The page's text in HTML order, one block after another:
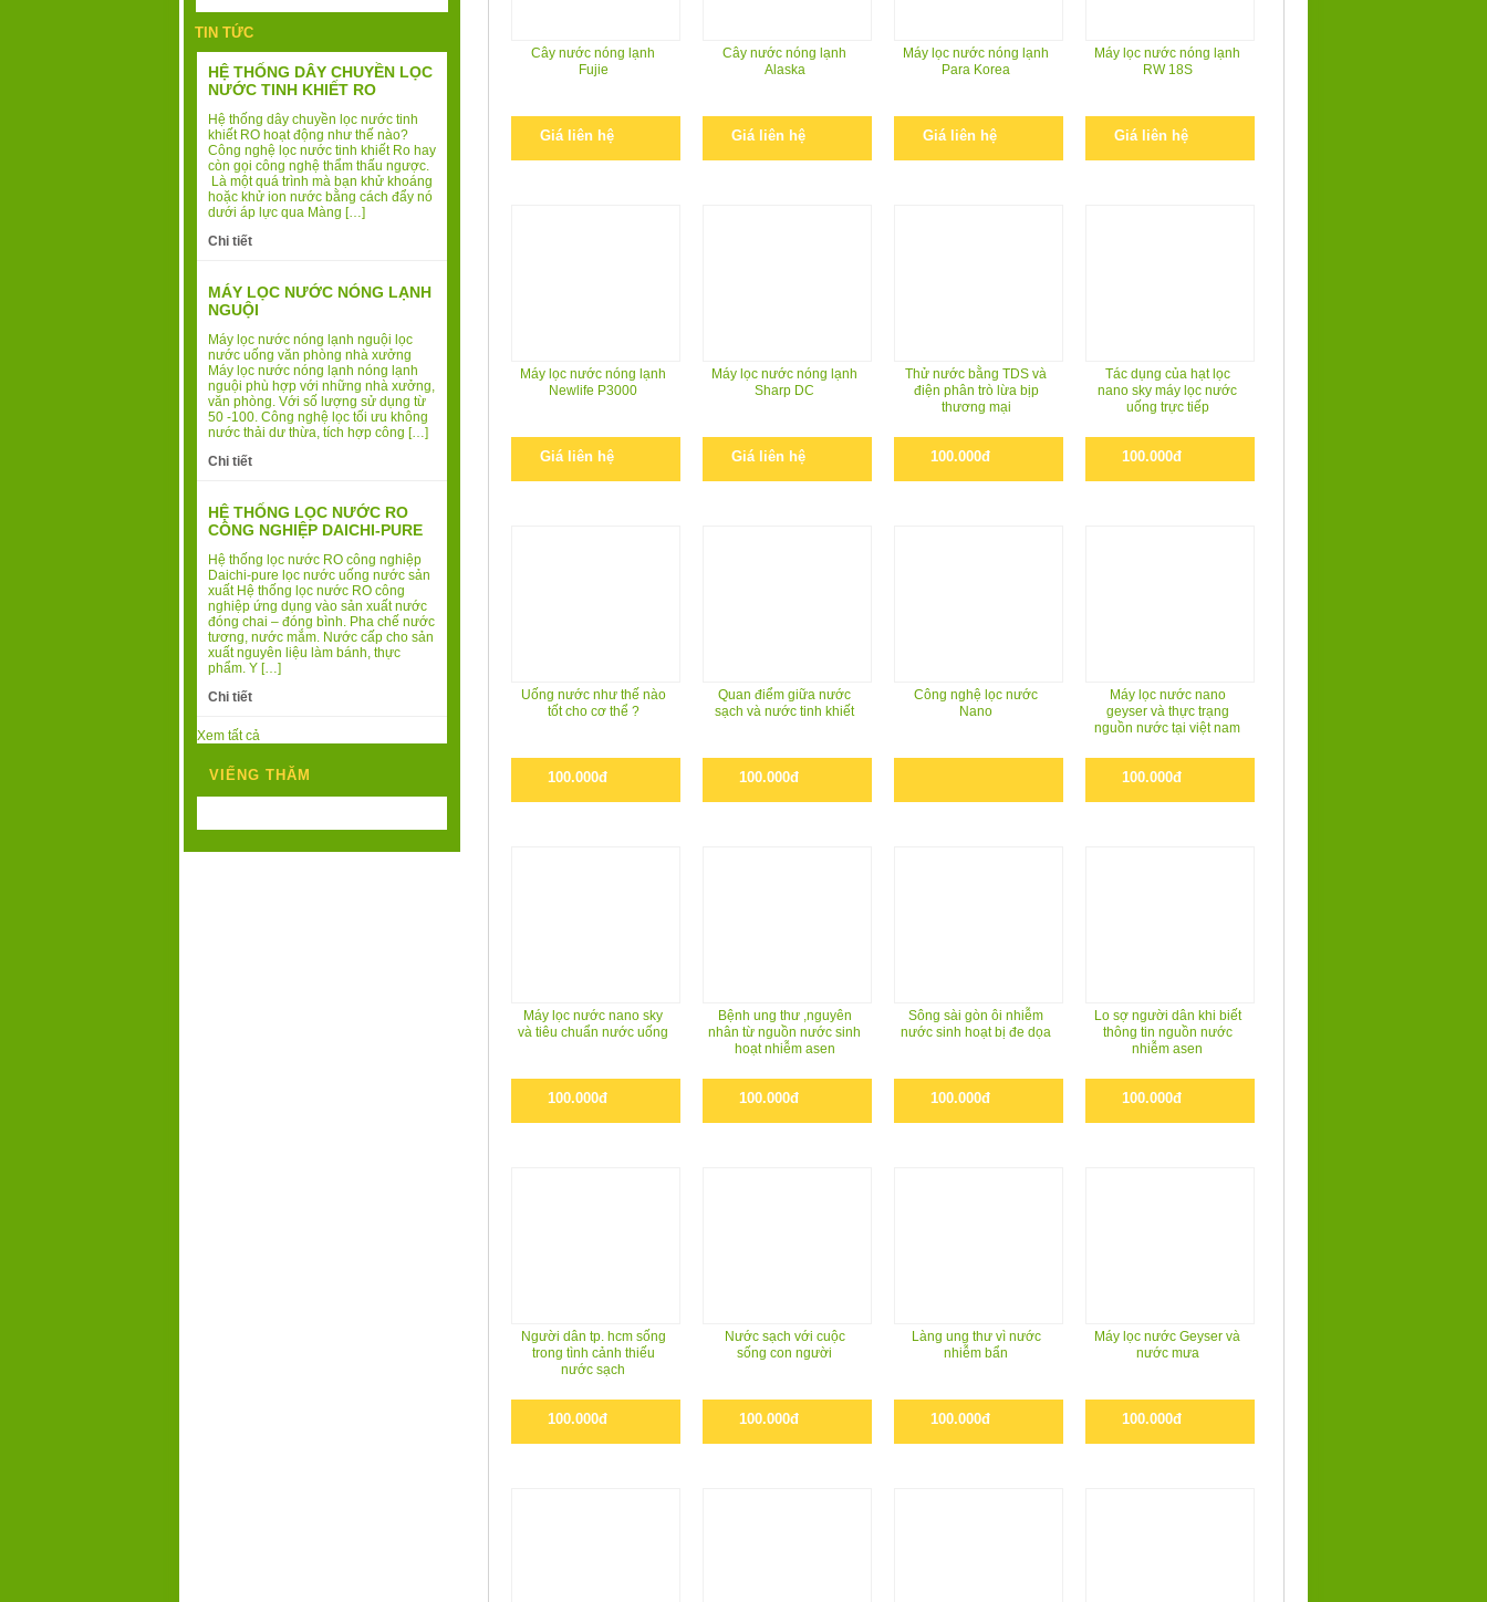
TIN TỨC
HỆ THỐNG DÂY CHUYỀN LỌC
NƯỚC TINH KHIẾT RO
Hệ thống dây chuyền lọc nước tinh
khiết RO hoạt động như thế nào?
Công nghệ lọc nước tinh khiết Ro hay
còn gọi công nghệ thẩm thấu ngược.
Là một quá trình mà bạn khử khoáng
hoặc khử ion nước bằng cách đẩy nó
dưới áp lực qua Màng […]
Chi tiết
MÁY LỌC NƯỚC NÓNG LẠNH
NGUỘI
Máy lọc nước nóng lạnh nguội lọc
nước uống văn phòng nhà xưởng
Máy lọc nước nóng lạnh nóng lạnh
nguội phù hợp với những nhà xưởng,
văn phòng. Với số lượng sử dụng từ
50 -100. Công nghệ lọc tối ưu không
nước thải dư thừa, tích hợp công […]
Chi tiết
HỆ THỐNG LỌC NƯỚC RO
CÔNG NGHIỆP DAICHI-PURE
Hệ thống lọc nước RO công nghiệp
Daichi-pure lọc nước uống nước sản
xuất Hệ thống lọc nước RO công
nghiệp ứng dụng vào sản xuất nước
đóng chai – đóng bình. Pha chế nước
tương, nước mắm. Nước cấp cho sản
xuất nguyên liệu làm bánh, thực
phẩm. Y […]
Chi tiết
Xem tất cả
VIẾNG THĂM
Cây nước nóng lạnh
Fujie
Giá liên hệ
Cây nước nóng lạnh
Alaska
Giá liên hệ
Máy lọc nước nóng lạnh
Para Korea
Giá liên hệ
Máy lọc nước nóng lạnh
RW 18S
Giá liên hệ
Máy lọc nước nóng lạnh
Newlife P3000
Giá liên hệ
Máy lọc nước nóng lạnh
Sharp DC
Giá liên hệ
Thử nước bằng TDS và
điện phân trò lừa bịp
thương mại
100.000đ
Tác dụng của hạt lọc
nano sky máy lọc nước
uống trực tiếp
100.000đ
Uống nước như thế nào
tốt cho cơ thể ?
100.000đ
Quan điểm giữa nước
sạch và nước tinh khiết
100.000đ
Công nghệ lọc nước
Nano
Máy lọc nước nano
geyser và thực trạng
nguồn nước tại việt nam
100.000đ
Máy lọc nước nano sky
và tiêu chuẩn nước uống
100.000đ
Bệnh ung thư ,nguyên
nhân từ nguồn nước sinh
hoạt nhiễm asen
100.000đ
Sông sài gòn ôi nhiễm
nước sinh hoạt bị đe dọa
100.000đ
Lo sợ người dân khi biết
thông tin nguồn nước
nhiễm asen
100.000đ
Người dân tp. hcm sống
trong tình cảnh thiếu
nước sạch
100.000đ
Nước sạch với cuộc
sống con người
100.000đ
Làng ung thư vì nước
nhiễm bẩn
100.000đ
Máy lọc nước Geyser và
nước mưa
100.000đ